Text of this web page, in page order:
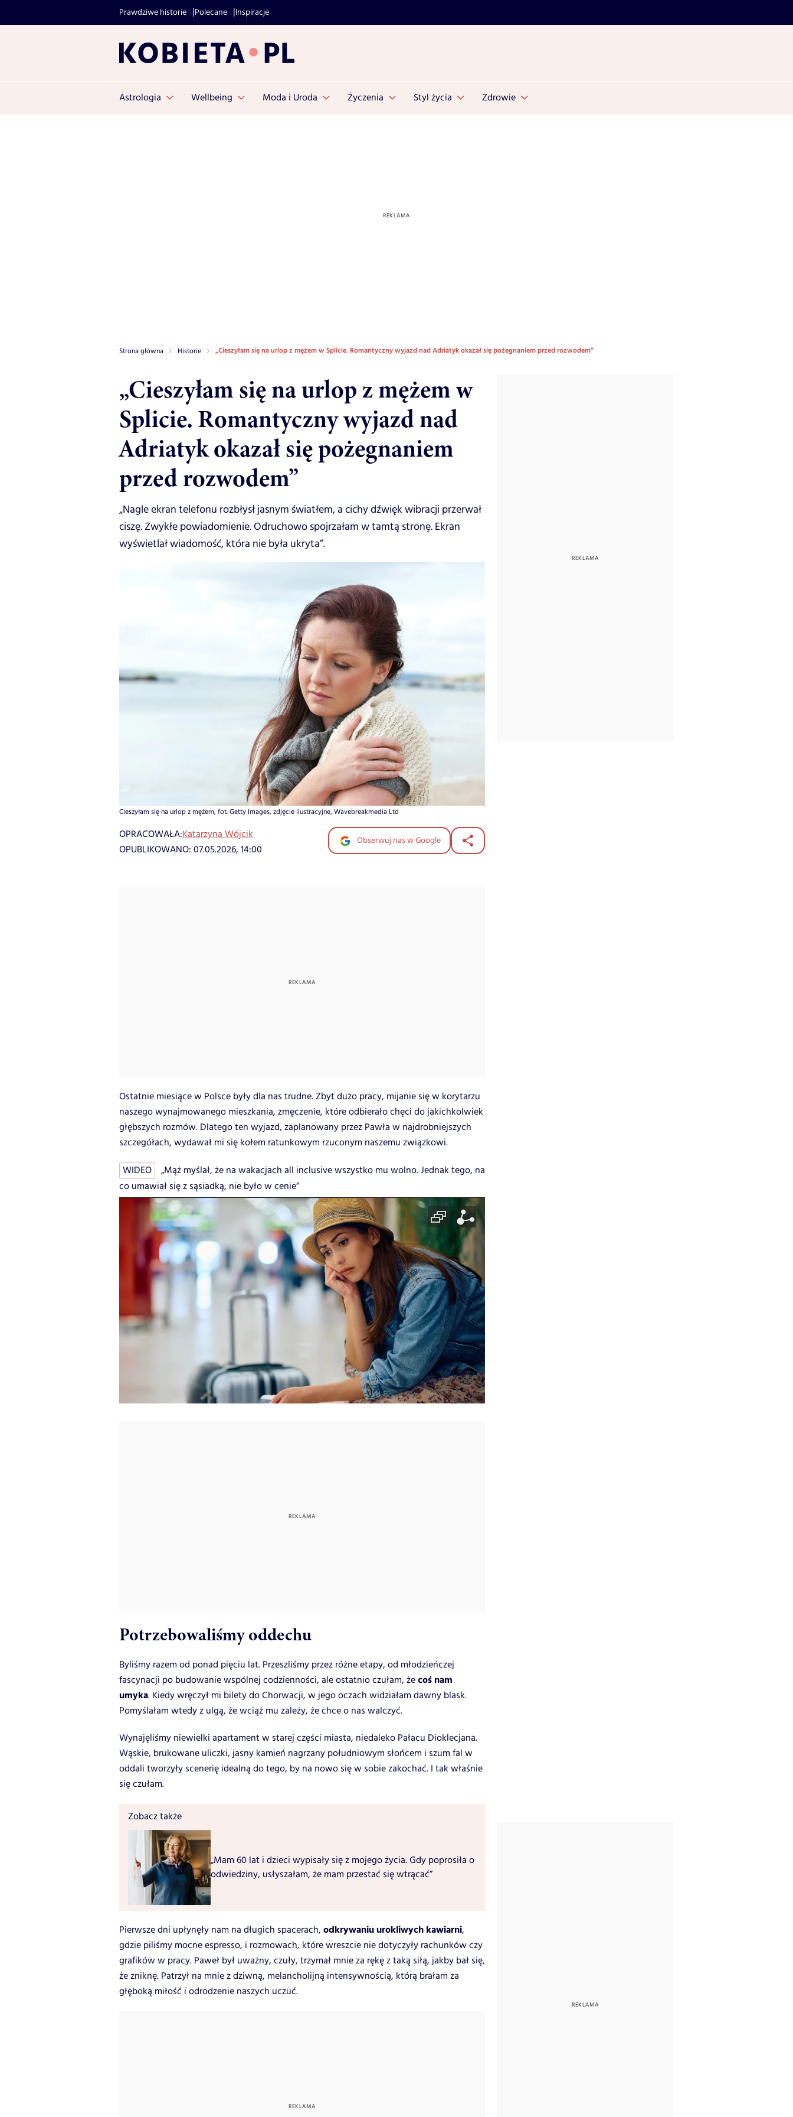
Prawdziwe historie Polecane Inspiracje
Astrologia Wellbeing Moda i Uroda Życzenia Styl życia Zdrowie
Strona główna Historie „Cieszyłam się na urlop z mężem w Splicie. Romantyczny wyjazd nad Adriatyk okazał się pożegnaniem przed rozwodem”
„Cieszyłam się na urlop z mężem w
Splicie. Romantyczny wyjazd nad
Adriatyk okazał się pożegnaniem
przed rozwodem”
„Nagle ekran telefonu rozbłysł jasnym światłem, a cichy dźwięk wibracji przerwał
ciszę. Zwykłe powiadomienie. Odruchowo spojrzałam w tamtą stronę. Ekran
wyświetlał wiadomość, która nie była ukryta”.
Cieszyłam się na urlop z mężem, fot. Getty Images, zdjęcie ilustracyjne, Wavebreakmedia Ltd
OPRACOWAŁA:Katarzyna Wójcik
OPUBLIKOWANO: 07.05.2026, 14:00
Obserwuj nas w Google
Ostatnie miesiące w Polsce były dla nas trudne. Zbyt dużo pracy, mijanie się w korytarzu
naszego wynajmowanego mieszkania, zmęczenie, które odbierało chęci do jakichkolwiek
głębszych rozmów. Dlatego ten wyjazd, zaplanowany przez Pawła w najdrobniejszych
szczegółach, wydawał mi się kołem ratunkowym rzuconym naszemu związkowi.
WIDEO
„Mąż myślał, że na wakacjach all inclusive wszystko mu wolno. Jednak tego, na
co umawiał się z sąsiadką, nie było w cenie”
Potrzebowaliśmy oddechu
Byliśmy razem od ponad pięciu lat. Przeszliśmy przez różne etapy, od młodzieńczej
fascynacji po budowanie wspólnej codzienności, ale ostatnio czułam, żecoś nam
umyka. Kiedy wręczył mi bilety do Chorwacji, w jego oczach widziałam dawny blask.
Pomyślałam wtedy z ulgą, że wciąż mu zależy, że chce o nas walczyć.
Wynajęliśmy niewielki apartament w starej części miasta, niedaleko Pałacu Dioklecjana.
Wąskie, brukowane uliczki, jasny kamień nagrzany południowym słońcem i szum fal w
oddali tworzyły scenerię idealną do tego, by na nowo się w sobie zakochać. I tak właśnie
się czułam.
Zobacz także
„Mam 60 lat i dzieci wypisały się z mojego życia. Gdy poprosiła o
odwiedziny, usłyszałam, że mam przestać się wtrącać”
Pierwsze dni upłynęły nam na długich spacerach, odkrywaniu urokliwych kawiarni,
gdzie piliśmy mocne espresso, i rozmowach, które wreszcie nie dotyczyły rachunków czy
grafików w pracy. Paweł był uważny, czuły, trzymał mnie za rękę z taką siłą, jakby bał się,
że zniknę. Patrzył na mnie z dziwną, melancholijną intensywnością, którą brałam za
głęboką miłość i odrodzenie naszych uczuć.